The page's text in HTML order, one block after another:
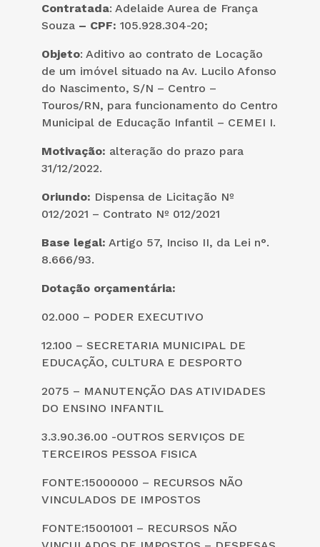
Contratada: Adelaide Aurea de França
Souza – CPF: 105.928.304-20;
Objeto: Aditivo ao contrato de Locação
de um imóvel situado na Av. Lucilo Afonso
do Nascimento, S/N – Centro –
Touros/RN, para funcionamento do Centro
Municipal de Educação Infantil – CEMEI I.
Motivação: alteração do prazo para
31/12/2022.
Oriundo: Dispensa de Licitação Nº
012/2021 – Contrato Nº 012/2021
Base legal: Artigo 57, Inciso II, da Lei n°.
8.666/93.
Dotação orçamentária:
02.000 – PODER EXECUTIVO
12.100 – SECRETARIA MUNICIPAL DE
EDUCAÇÃO, CULTURA E DESPORTO
2075 – MANUTENÇÃO DAS ATIVIDADES
DO ENSINO INFANTIL
3.3.90.36.00 -OUTROS SERVIÇOS DE
TERCEIROS PESSOA FISICA
FONTE:15000000 – RECURSOS NÃO
VINCULADOS DE IMPOSTOS
FONTE:15001001 – RECURSOS NÃO